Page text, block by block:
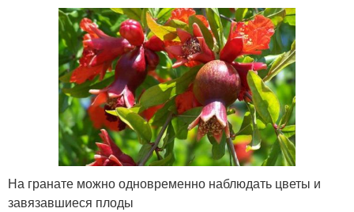
На гранате можно одновременно наблюдать цветы и
завязавшиеся плоды